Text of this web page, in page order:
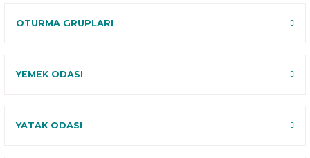
OTURMA GRUPLARI
YEMEK ODASI
YATAK ODASI